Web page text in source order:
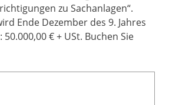
zu Sachanlagen“.
Ende Dezember des 9. Jahres
€ + USt. Buchen Sie